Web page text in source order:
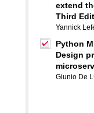
extend
Third
Yannick
Python
Design
Giunio De